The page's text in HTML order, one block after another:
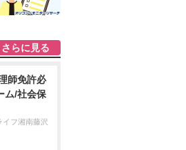
さらに見る
師免許必
ム/社会保
イフ湘南藤沢